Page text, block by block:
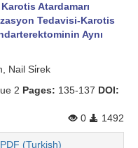
Atardamarı
Tedavisi-Karotis
Aynı
Nail Si̇rek
2 Pages: 135-137 DOI:
0
1492
PDF (Turkish)